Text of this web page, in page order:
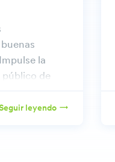
la
de
leyendo